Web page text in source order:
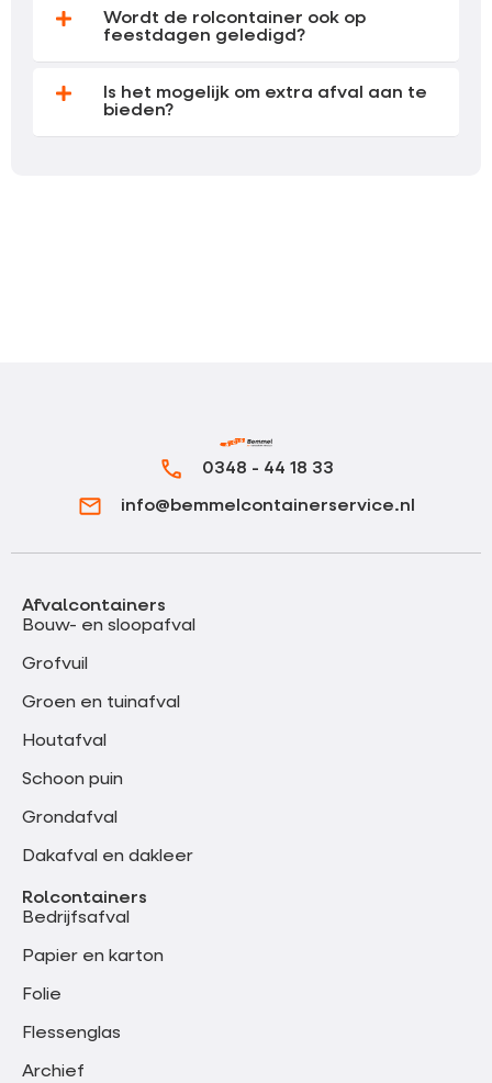
Wordt de rolcontainer ook op
feestdagen geledigd?
Is het mogelijk om extra afval aan te
bieden?
0348 - 44 18 33
info@bemmelcontainerservice.nl
Afvalcontainers
Bouw- en sloopafval
Grofvuil
Groen en tuinafval
Houtafval
Schoon puin
Grondafval
Dakafval en dakleer
Rolcontainers
Bedrijfsafval
Papier en karton
Folie
Flessenglas
Archief